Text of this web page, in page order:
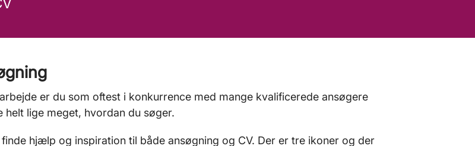
er du som oftest i konkurrence med mange kvalificerede ansøgere
lige meget, hvordan du søger.
hjælp og inspiration til både ansøgning og CV. Der er tre ikoner og der